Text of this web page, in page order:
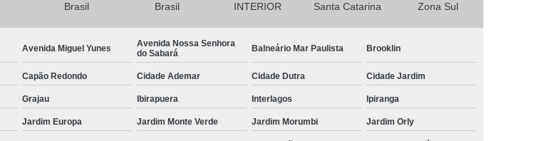
Brasil Brasil INTERIOR Santa Catarina Zona Sul
Avenida Miguel Yunes
Avenida Nossa Senhora
do Sabará
Balneário Mar Paulista Brooklin
Capão Redondo Cidade Ademar Cidade Dutra Cidade Jardim
Grajau Ibirapuera Interlagos Ipiranga
Jardim Europa Jardim Monte Verde Jardim Morumbi Jardim Orly